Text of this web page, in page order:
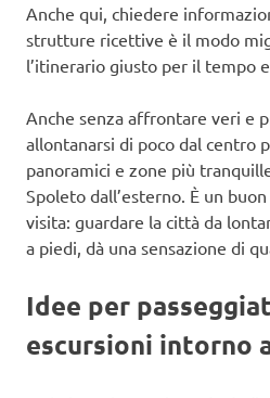
Anche qui, chiedere
strutture ricettive è il modo
l’itinerario giusto per il tempo
Anche senza affrontare veri e
allontanarsi di poco dal centro
panoramici e zone più
Spoleto dall’esterno. È un
visita: guardare la città da
a piedi, dà una sensazione di
Idee per
escursioni intorno